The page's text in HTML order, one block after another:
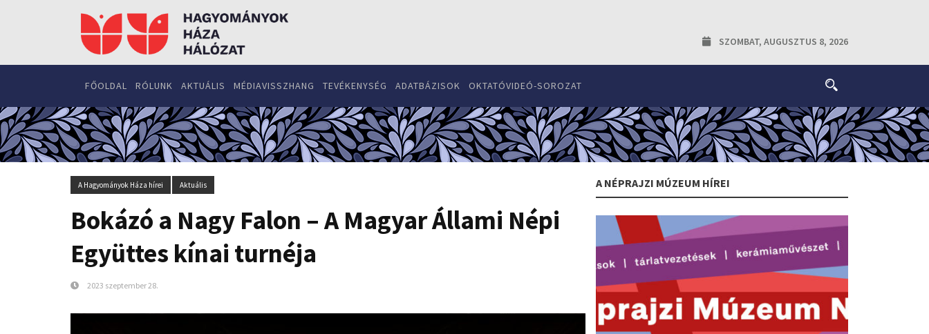
SZOMBAT, AUGUSZTUS 8, 2026
FŐOLDAL RÓLUNK AKTUÁLIS MÉDIAVISSZHANG TEVÉKENYSÉG ADATBÁZISOK OKTATÓVIDEÓ-SOROZAT
A Hagyományok Háza hírei Aktuális
Bokázó a Nagy Falon – A Magyar Állami Népi
Együttes kínai turnéja
2023 szeptember 28.
A NÉPRAJZI MÚZEUM HÍREI